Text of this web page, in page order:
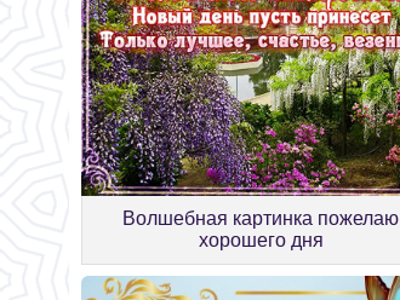
Волшебная картинка пожелаю
хорошего дня